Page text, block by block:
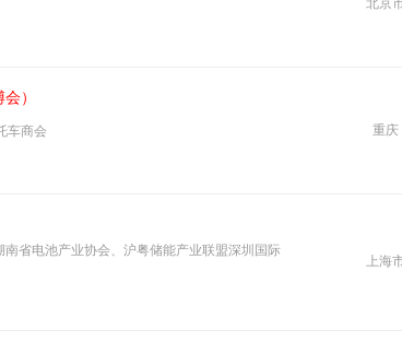
北京
）
车商会 重庆
省电池产业协会、沪粤储能产业联盟深圳国际
上海